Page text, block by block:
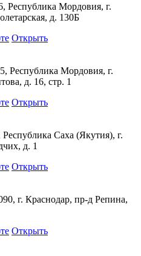
Республика Мордовия, г.
д. 130Б
Открыть
Республика Мордовия, г.
д. 16, стр. 1
Открыть
Саха (Якутия), г.
д. 1
Открыть
г. Краснодар, пр-д Репина,
Открыть